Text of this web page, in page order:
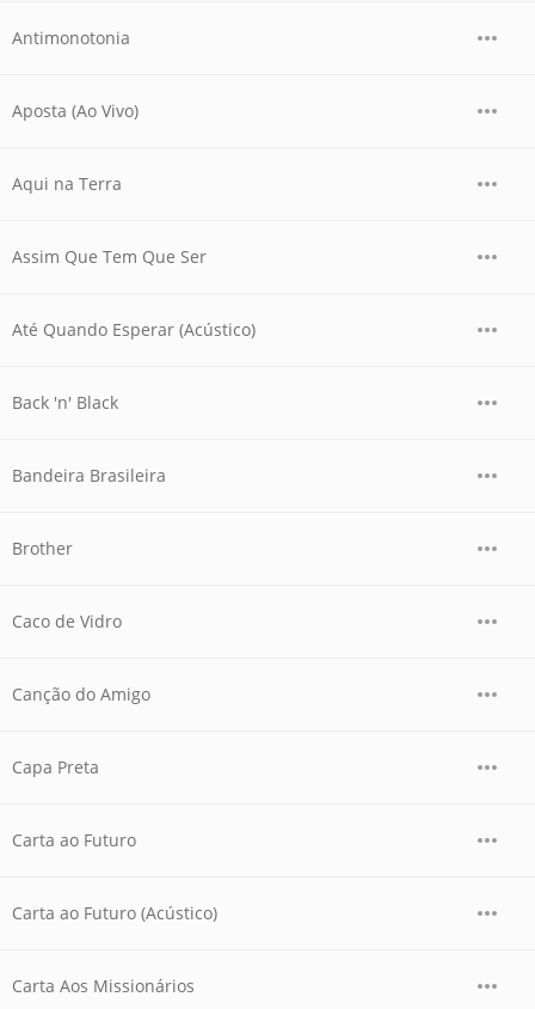
Antimonotonia
Aposta (Ao Vivo)
Aqui na Terra
Assim Que Tem Que Ser
Até Quando Esperar (Acústico)
Back 'n' Black
Bandeira Brasileira
Brother
Caco de Vidro
Canção do Amigo
Capa Preta
Carta ao Futuro
Carta ao Futuro (Acústico)
Carta Aos Missionários